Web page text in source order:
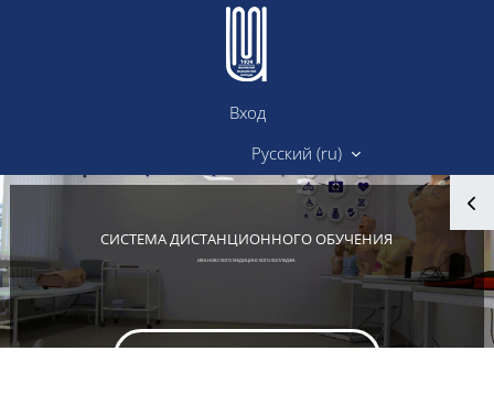
Перейти к основному содержанию
Вход
Русский ‎(ru)‎
Блоки
СИСТЕМА ДИСТАНЦИОННОГО ОБУЧЕНИЯ
ИВАНОВСКОГО МЕДИЦИНСКОГО КОЛЛЕДЖА